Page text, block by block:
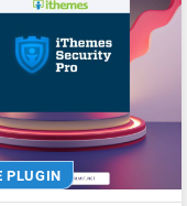
PLUGIN